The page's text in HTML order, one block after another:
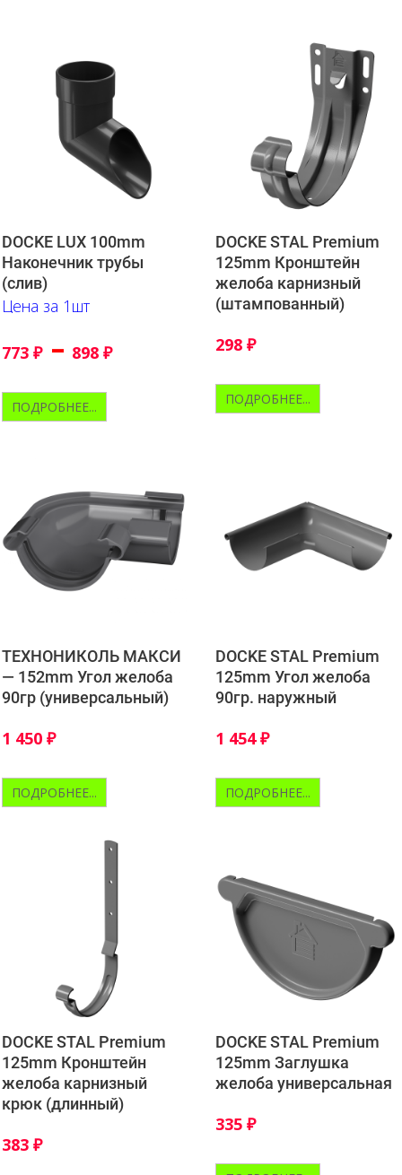
DOCKE LUX 100mm
Наконечник трубы
(слив)
Цена за 1шт
773 ₽ – 898 ₽
ПОДРОБНЕЕ...
DOCKE STAL Premium
125mm Кронштейн
желоба карнизный
(штампованный)
298 ₽
ПОДРОБНЕЕ...
ТЕХНОНИКОЛЬ МАКСИ
— 152mm Угол желоба
90гр (универсальный)
1 450 ₽
ПОДРОБНЕЕ...
DOCKE STAL Premium
125mm Угол желоба
90гр. наружный
1 454₽
ПОДРОБНЕЕ...
DOCKE STAL Premium
125mm Кронштейн
желоба карнизный
крюк (длинный)
383 ₽
DOCKE STAL Premium
125mm Заглушка
желоба универсальная
335 ₽